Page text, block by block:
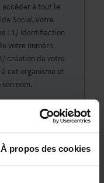
À propos des cookies
à tout le
Social.Votre
: 1/ identifiaction
votre numéro
création de votre
cet organisme et
nom.